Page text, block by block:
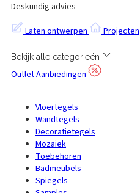
Deskundig advies
Laten ontwerpen
Projecten
Bekijk alle categorieën
OutletAanbiedingen
Vloertegels
Wandtegels
Decoratietegels
Mozaiek
Toebehoren
Badmeubels
Spiegels